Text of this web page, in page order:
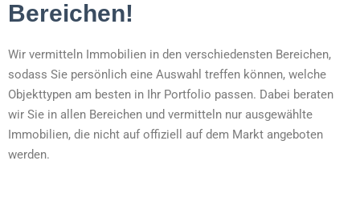
Bereichen!
Wir vermitteln Immobilien in den verschiedensten Bereichen,
sodass Sie persönlich eine Auswahl treffen können, welche
Objekttypen am besten in Ihr Portfolio passen. Dabei beraten
wir Sie in allen Bereichen und vermitteln nur ausgewählte
Immobilien, die nicht auf offiziell auf dem Markt angeboten
werden.